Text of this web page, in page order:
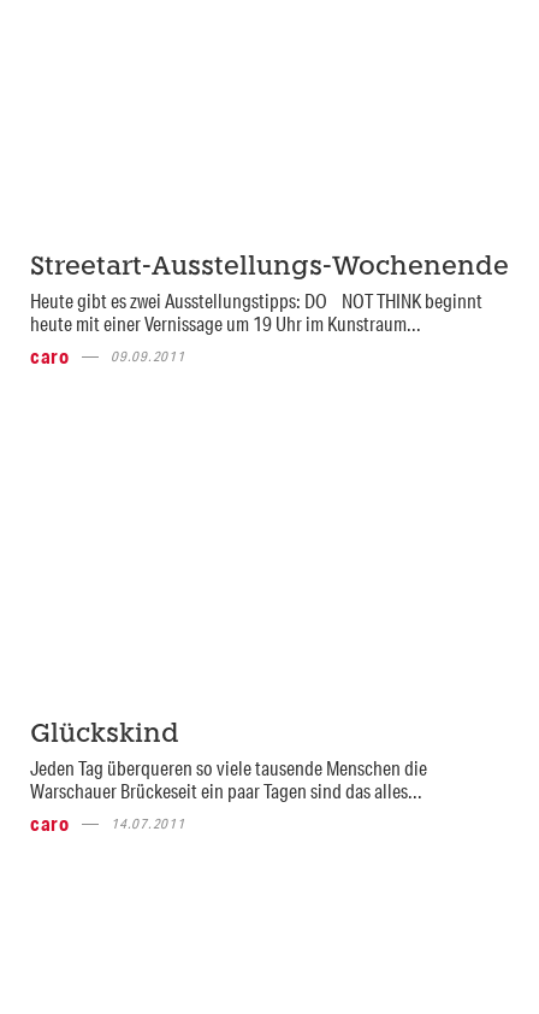
Streetart-Ausstellungs-Wochenende
Heute gibt es zwei Ausstellungstipps: DO NOT THINK beginnt
heute mit einer Vernissage um 19 Uhr im Kunstraum...
caro
09.09.2011
Glückskind
Jeden Tag überqueren so viele tausende Menschen die
Warschauer Brückeseit ein paar Tagen sind das alles...
caro
14.07.2011